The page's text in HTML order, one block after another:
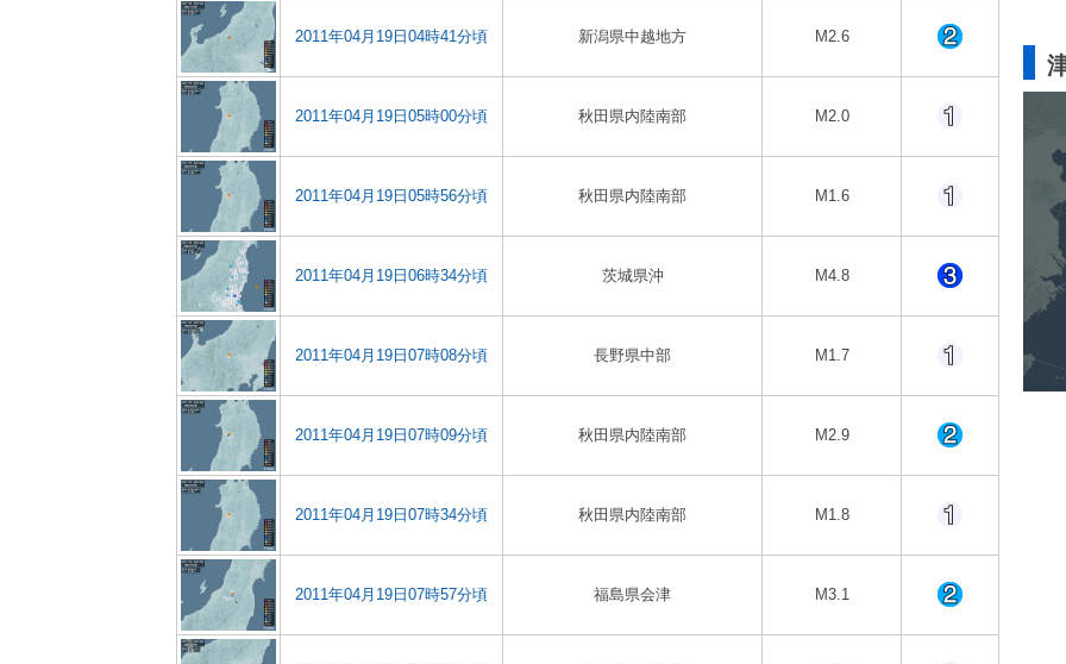
2011年04月19日04時41分頃 新潟県中越地方 M2.6
2011年04月19日05時00分頃 秋田県内陸南部 M2.0
2011年04月19日05時56分頃 秋田県内陸南部 M1.6
2011年04月19日06時34分頃 茨城県沖 M4.8
2011年04月19日07時08分頃 長野県中部 M1.7
2011年04月19日07時09分頃 秋田県内陸南部 M2.9
2011年04月19日07時34分頃 秋田県内陸南部 M1.8
2011年04月19日07時57分頃 福島県会津 M3.1